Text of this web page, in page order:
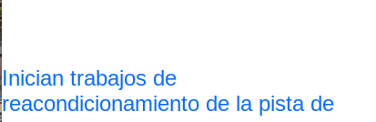
Inician trabajos de
reacondicionamiento de la pista de